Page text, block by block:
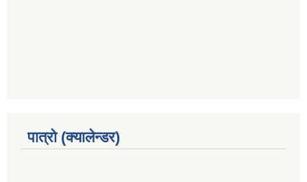
पात्रो (क्यालेन्डर)